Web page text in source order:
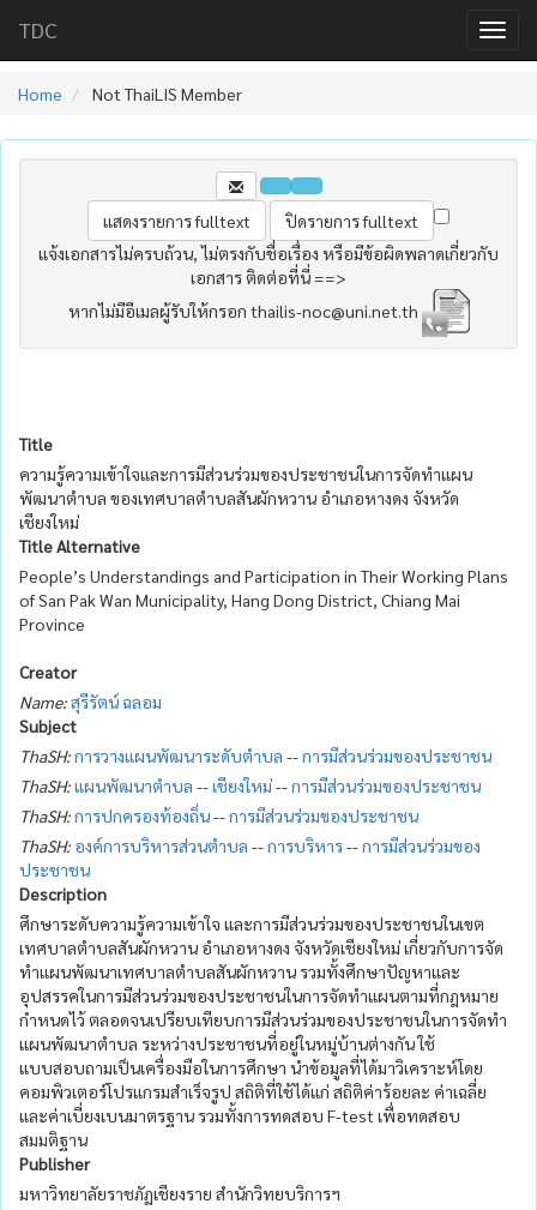
TDC
Home Not ThaiLIS Member
แจ้งเอกสารไม่ครบถ้วน, ไม่ตรงกับชื่อเรื่อง หรือมีข้อผิดพลาดเกี่ยวกับ
เอกสาร ติดต่อที่นี่ ==>
หากไม่มีอีเมลผู้รับให้กรอก thailis-noc@uni.net.th
Title
ความรู้ความเข้าใจและการมีส่วนร่วมของประชาชนในการจัดทำแผน
พัฒนาตำบล ของเทศบาลตำบลสันผักหวาน อำเภอหางดง จังหวัด
เชียงใหม่
Title Alternative
People’s Understandings and Participation in Their Working Plans
of San Pak Wan Municipality, Hang Dong District, Chiang Mai
Province
Creator
Name:สุรีรัตน์ ฉลอม
Subject
ThaSH:การวางแผนพัฒนาระดับตำบล --การมีส่วนร่วมของประชาชน
ThaSH:แผนพัฒนาตำบล --เชียงใหม่--การมีส่วนร่วมของประชาชน
ThaSH:การปกครองท้องถิ่น--การมีส่วนร่วมของประชาชน
ThaSH: องค์การบริหารส่วนตำบล --การบริหาร--การมีส่วนร่วมของ
ประชาชน
Description
ศึกษาระดับความรู้ความเข้าใจ และการมีส่วนร่วมของประชาชนในเขต
เทศบาลตำบลสันผักหวาน อำเภอหางดง จังหวัดเชียงใหม่ เกี่ยวกับการจัด
ทำแผนพัฒนาเทศบาลตำบลสันผักหวาน รวมทั้งศึกษาปัญหาและ
อุปสรรคในการมีส่วนร่วมของประชาชนในการจัดทำแผนตามที่กฎหมาย
กำหนดไว้ ตลอดจนเปรียบเทียบการมีส่วนร่วมของประชาชนในการจัดทำ
แผนพัฒนาตำบล ระหว่างประชาชนที่อยู่ในหมู่บ้านต่างกัน ใช้
แบบสอบถามเป็นเครื่องมือในการศึกษา นำข้อมูลที่ได้มาวิเคราะห์โดย
คอมพิวเตอร์โปรแกรมสำเร็จรูป สถิติที่ใช้ได้แก่ สถิติค่าร้อยละ ค่าเฉลี่ย
และค่าเบี่ยงเบนมาตรฐาน รวมทั้งการทดสอบ F-test เพื่อทดสอบ
สมมติฐาน
Publisher
มหาวิทยาลัยราชภัฏเชียงราย สำนักวิทยบริการฯ